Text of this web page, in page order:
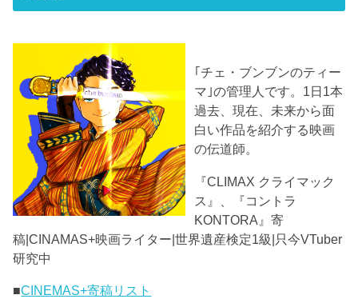
｢チェ・ブンブンのティー
マ｣の管理人です。1日1本
過去、現在、未来から面
白い作品を紹介する映画
の伝道師。
『CLIMAX クライマック
ス』、『コントラ
KONTORA』寄
稿|CINAMAS+映画ライター|世界遺産検定1級|只今VTuber
研究中
■CINEMAS+寄稿リスト